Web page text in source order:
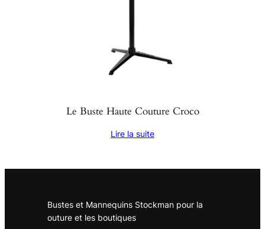
Le Buste Haute Couture Croco
Lire la suite
Bustes et Mannequins Stockman pour la
outure et les boutiques